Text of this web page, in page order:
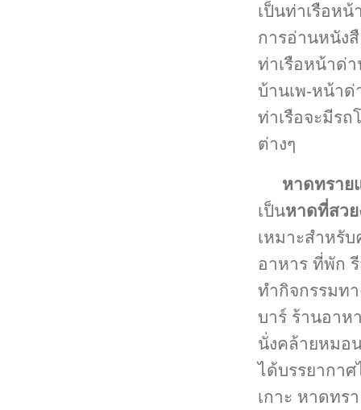
เป็นท่าเรือห
การอ่านหนัง
ท่าเรือหน้าด่า
บ้านเพ-หน้า
ท่าเรือจะมีร
ต่างๆ
หาดทราย
เป็นหาดที่สวย
เหมาะสำหรั
อาหาร ที่พัก
ทำกิจกรรมท
บาร์ ร้านอาห
นั่งคล้ายหมอ
ได้บรรยากา
เกาะ หาดทร